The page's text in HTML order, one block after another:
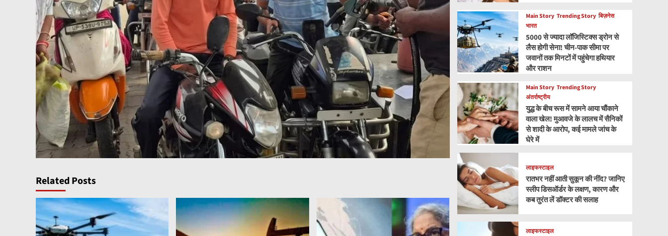
Related Posts
Main Story Trending Story बिज़नेस
भारत
5000 से ज्यादा लॉजिस्टिक्स ड्रोन से
लैस होगी सेना! चीन-पाक सीमा पर
जवानों तक मिनटों में पहुंचेगा हथियार
और राशन
Main Story Trending Story
अंतर्राष्ट्रीय
युद्ध के बीच रूस में सामने आया चौंकाने
वाला खेल! मुआवजे के लालच में सैनिकों
से शादी के आरोप, कई मामले जांच के
घेरे में
लाइफस्टाइल
रातभर नहीं आती सुकून की नींद? जानिए
स्लीप डिसऑर्डर के लक्षण, कारण और
कब तुरंत लें डॉक्टर की सलाह
लाइफस्टाइल